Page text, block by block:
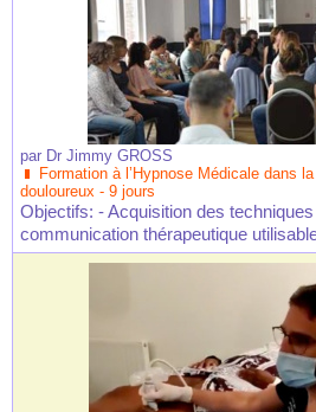
par Dr Jimmy GROSS
Formation à l’Hypnose Médicale dans
douloureux - 9 jours
Objectifs: - Acquisition des techniques
communication thérapeutique